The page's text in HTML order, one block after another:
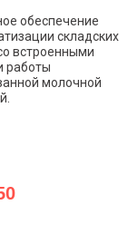
обеспечение
складских
встроенными
работы
молочной